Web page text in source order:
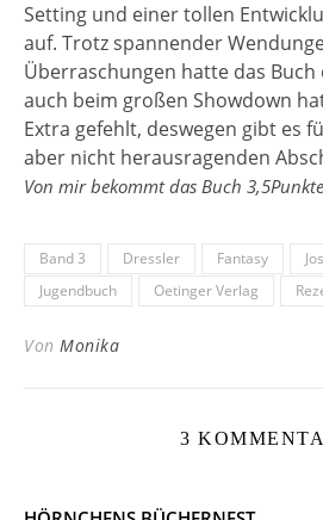
Setting und einer tollen
auf. Trotz spannender
Überraschungen hatte das Buch
auch beim großen Showdown
Extra gefehlt, deswegen gibt es
aber nicht herausragenden
Von mir bekommt das Buch
Band 3 Dressler Fantasy
Jugendbuch
Oetinger Verlag
Von Monika
3